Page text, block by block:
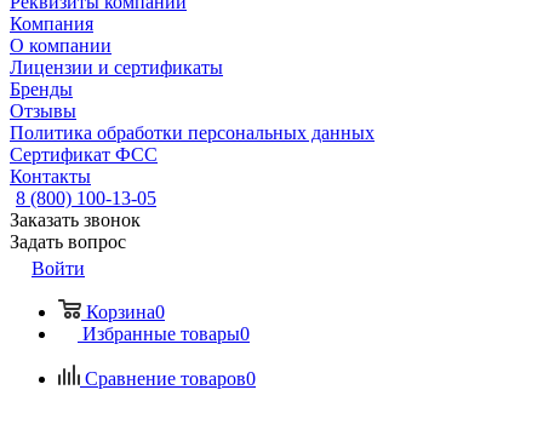
Компания
О компании
Лицензии и сертификаты
Бренды
Отзывы
Политика обработки персональных данных
Сертификат ФСС
Контакты
8 (800) 100-13-05
Заказать звонок
Задать вопрос
Войти
Корзина0
Избранные товары0
Сравнение товаров0